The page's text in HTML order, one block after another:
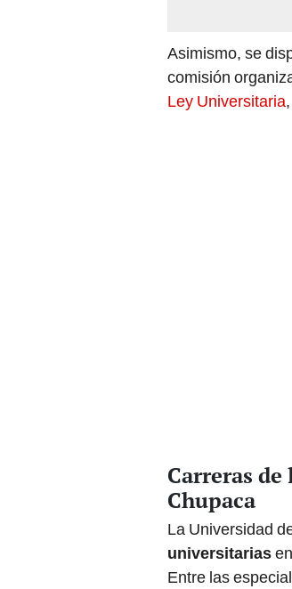
Asimismo, se
comisión
Ley Universitaria
Carreras
Chupaca
La Universidad
universitarias
Entre las